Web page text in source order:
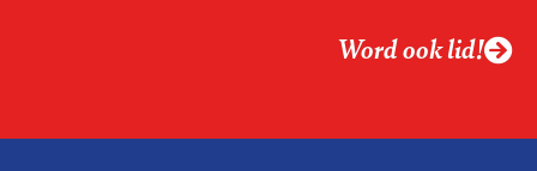
Word ook lid!